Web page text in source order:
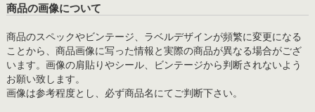
商品の画像について
商品のスペックやビンテージ、ラベルデザインが頻繁に変更になる
ことから、商品画像に写った情報と実際の商品が異なる場合がござ
います。画像の肩貼りやシール、ビンテージから判断されないよう
お願い致します。
画像は参考程度とし、必ず商品名にてご判断下さい。